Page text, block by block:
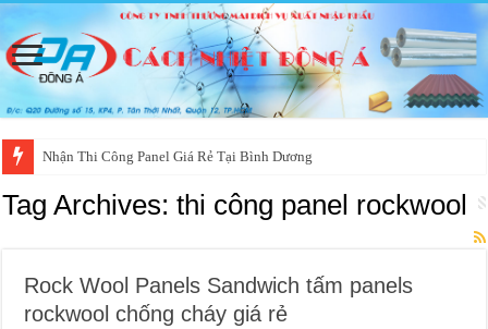
Nhận Thi Công Panel Giá Rẻ Tại Bình Dương
Tag Archives:thi công panel rockwool
Rock Wool Panels Sandwich tấm panels
rockwool chống cháy giá rẻ